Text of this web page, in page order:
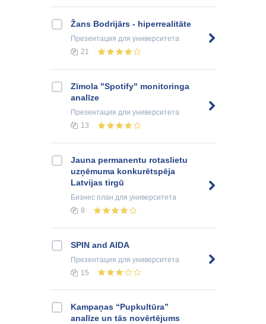
Žans Bodrijārs - hiperrealitāte
Презентация для университета
21
Zīmola "Spotify" monitoringa
analīze
Презентация для университета
13
Jauna permanentu rotaslietu
uzņēmuma konkurētspēja
Latvijas tirgū
Бизнес план для университета
8
SPIN and AIDA
Презентация для университета
15
Kampaņas “Pupkultūra”
analīze un tās novērtējums